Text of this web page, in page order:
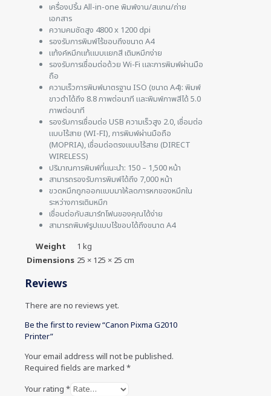
เครื่องปริ้น All-in-one พิมพ์งาน/สแกน/ถ่าย
เอกสาร
ความคมชัดสูง 4800 x 1200 dpi
รองรับการพิมพ์ไร้ขอบถึงขนาด A4
แท้งค์หมึกแท้แบบแยกสี เติมหมึกง่าย
รองรับการเชื่อมต่อด้วย Wi-Fi และการพิมพ์ผ่านมือ
ถือ
ความเร็วการพิมพ์มาตรฐาน ISO (ขนาด A4): พิมพ์
ขาวดำได้ถึง 8.8 ภาพต่อนาที และพิมพ์ภาพสีได้ 5.0
ภาพต่อนาที
รองรับการเชื่อมต่อ USB ความเร็วสูง 2.0, เชื่อมต่อ
แบบไร้สาย (WI-FI), การพิมพ์ผ่านมือถือ
(MOPRIA), เชื่อมต่อตรงแบบไร้สาย (DIRECT
WIRELESS)
ปริมาณการพิมพ์ที่แนะนำ: 150 – 1,500 หน้า
สามารถรองรับการพิมพ์ได้ถึง 7,000 หน้า
ขวดหมึกถูกออกแบบมาให้ลดการหกของหมึกใน
ระหว่างการเติมหมึก
เชื่อมต่อกับสมาร์ทโฟนของคุณได้ง่าย
สามารถพิมพ์รูปแบบไร้ขอบได้ถึงขนาด A4
Weight
1 kg
Dimensions 25 × 125 × 25 cm
Reviews
There are no reviews yet.
Be the first to review “Canon Pixma G2010
Printer”
Your email address will not be published.
Required fields are marked *
Your rating *